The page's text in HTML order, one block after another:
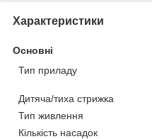
Характеристики
Основні
Тип приладу
Дитяча/тиха стрижка
Тип живлення
Кількість насадок